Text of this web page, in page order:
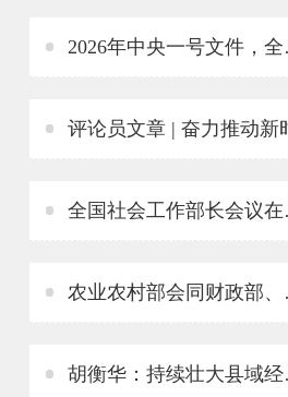
全国
农业农
胡衡华：持